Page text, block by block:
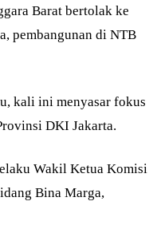
Barat bertolak ke
pembangunan di NTB
kali ini menyasar fokus
DKI Jakarta.
Wakil Ketua Komisi
Bina Marga,